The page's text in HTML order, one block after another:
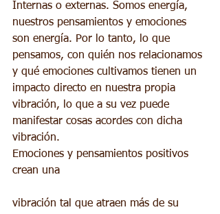
Internas o externas. Somos energía,
nuestros pensamientos y emociones
son energía. Por lo tanto, lo que
pensamos, con quién nos relacionamos
y qué emociones cultivamos tienen un
impacto directo en nuestra propia
vibración, lo que a su vez puede
manifestar cosas acordes con dicha
vibración.
Emociones y pensamientos positivos
crean una
vibración tal que atraen más de su